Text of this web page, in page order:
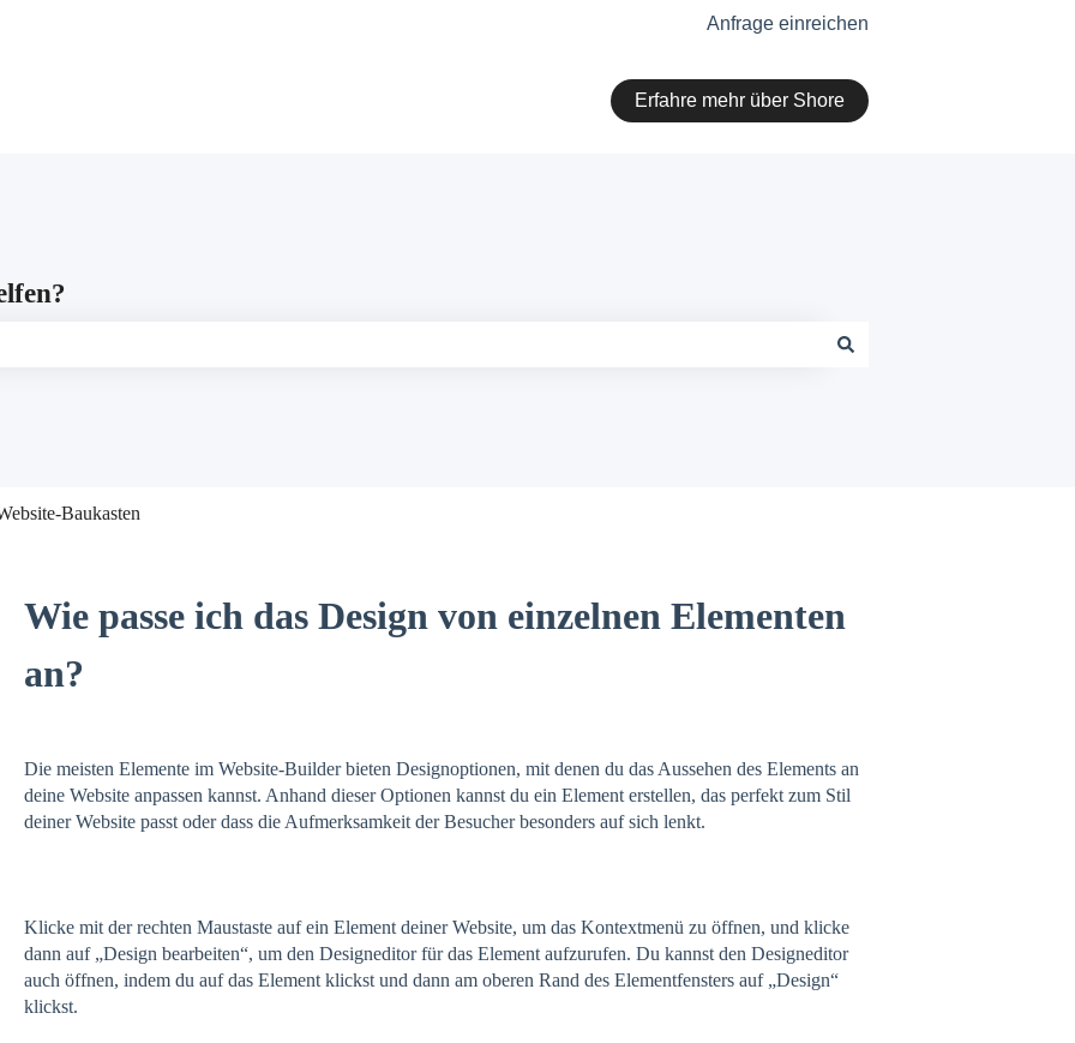
anzeigen Anfrage einreichen
Erfahre mehr über Shore
Baukasten
Wie passe ich das Design von einzelnen Elementen
an?
Die meisten Elemente im Website-Builder bieten Designoptionen, mit denen du das Aussehen des Elements an
deine Website anpassen kannst. Anhand dieser Optionen kannst du ein Element erstellen, das perfekt zum Stil
deiner Website passt oder dass die Aufmerksamkeit der Besucher besonders auf sich lenkt.
Klicke mit der rechten Maustaste auf ein Element deiner Website, um das Kontextmenü zu öffnen, und klicke
dann auf „Design bearbeiten“, um den Designeditor für das Element aufzurufen. Du kannst den Designeditor
auch öffnen, indem du auf das Element klickst und dann am oberen Rand des Elementfensters auf „Design“
klickst.